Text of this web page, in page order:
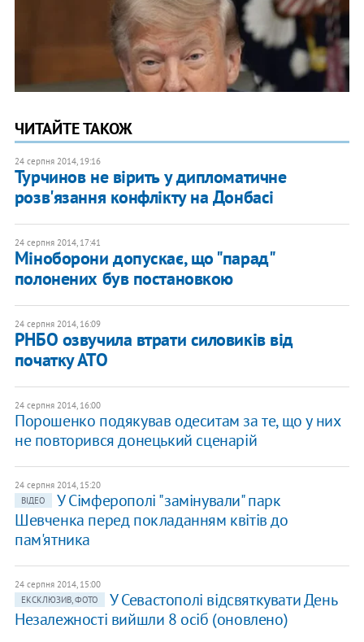
ЧИТАЙТЕ ТАКОЖ
24 серпня 2014, 19:16
Турчинов не вірить у дипломатичне
розв'язання конфлікту на Донбасі
24 серпня 2014, 17:41
Міноборони допускає, що "парад"
полонених був постановкою
24 серпня 2014, 16:09
РНБО озвучила втрати силовиків від
початку АТО
24 серпня 2014, 16:00
Порошенко подякував одеситам за те, що у них
не повторився донецький сценарій
24 серпня 2014, 15:20
ВІДЕО
У Сімферополі "замінували" парк
Шевченка перед покладанням квітів до
пам'ятника
24 серпня 2014, 15:00
ЕКСКЛЮЗИВ, ФОТО
У Севастополі відсвяткувати День
Незалежності вийшли 8 осіб (оновлено)